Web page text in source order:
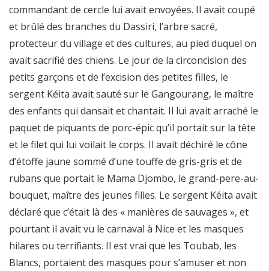
commandant de cercle lui avait envoyées. Il avait coupé
et brûlé des branches du Dassiri, l’arbre sacré,
protecteur du village et des cultures, au pied duquel on
avait sacrifié des chiens. Le jour de la circoncision des
petits garçons et de l’excision des petites filles, le
sergent Kéita avait sauté sur le Gangourang, le maître
des enfants qui dansait et chantait. Il lui avait arraché le
paquet de piquants de porc-épic qu’il portait sur la tête
et le filet qui lui voilait le corps. Il avait déchiré le cône
d’étoffe jaune sommé d’une touffe de gris-gris et de
rubans que portait le Mama Djombo, le grand-pere-au-
bouquet, maître des jeunes filles. Le sergent Kéita avait
déclaré que c’était là des « manières de sauvages », et
pourtant il avait vu le carnaval à Nice et les masques
hilares ou terrifiants. Il est vrai que les Toubab, les
Blancs, portaient des masques pour s’amuser et non